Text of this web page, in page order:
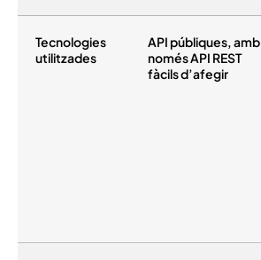
Tecnologies
utilitzades
API públiques, amb
només API REST
fàcils d’afegir